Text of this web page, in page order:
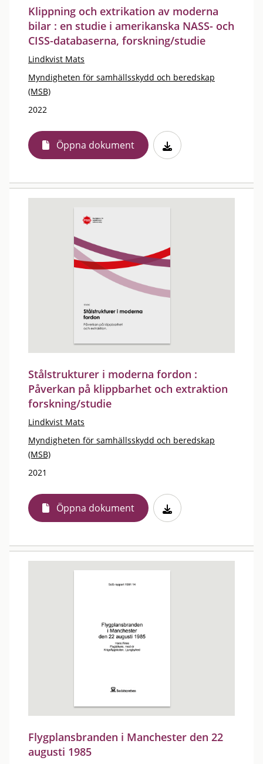
Klippning och extrikation av moderna
bilar : en studie i amerikanska NASS- och
CISS-databaserna, forskning/studie
Lindkvist Mats
Myndigheten för samhällsskydd och beredskap
(MSB)
2022
Öppna dokument
Stålstrukturer i moderna fordon :
Påverkan på klippbarhet och extraktion
forskning/studie
Lindkvist Mats
Myndigheten för samhällsskydd och beredskap
(MSB)
2021
Öppna dokument
Flygplansbranden i Manchester den 22
augusti 1985